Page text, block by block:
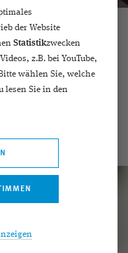
für unsere
der Website
Statistikzwecken
z.B. bei YouTube,
wählen Sie, welche
lesen Sie in den